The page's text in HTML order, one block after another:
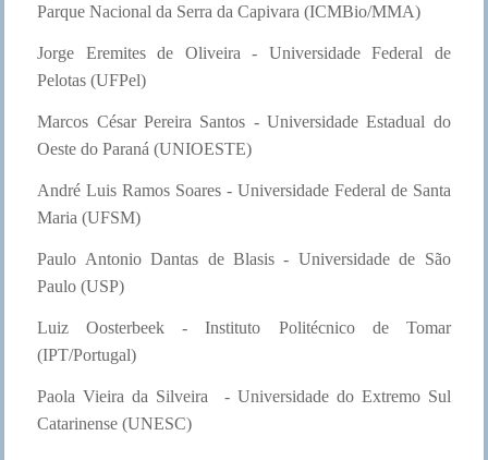
Parque Nacional da Serra da Capivara (ICMBio/MMA)
Jorge Eremites de Oliveira - Universidade Federal de
Pelotas (UFPel)
Marcos César Pereira Santos - Universidade Estadual do
Oeste do Paraná (UNIOESTE)
André Luis Ramos Soares - Universidade Federal de Santa
Maria (UFSM)
Paulo Antonio Dantas de Blasis - Universidade de São
Paulo (USP)
Luiz Oosterbeek - Instituto Politécnico de Tomar
(IPT/Portugal)
Paola Vieira da Silveira - Universidade do Extremo Sul
Catarinense (UNESC)